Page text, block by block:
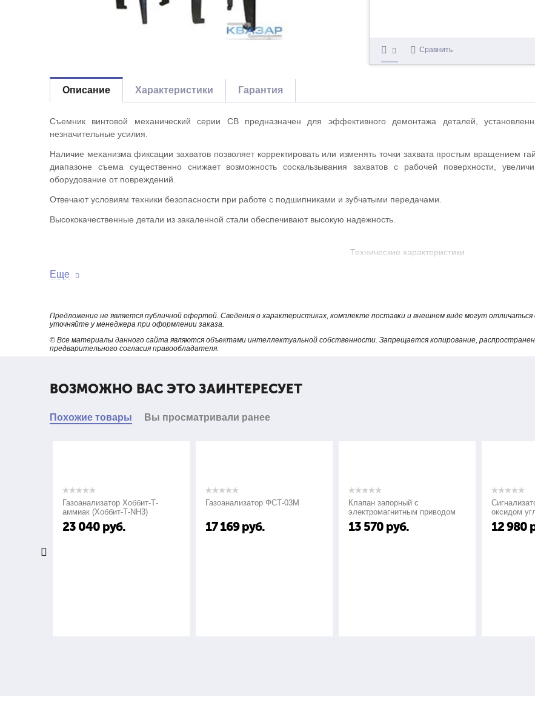
Сравнить
Описание Характеристики Гарантия
Съемник винтовой механический серии СВ предназначен для эффективного демонтажа деталей,
незначительные усилия.
Наличие механизма фиксации захватов позволяет корректировать или изменять точки захвата простым вращением
диапазоне съема существенно снижает возможность соскальзывания захватов с рабочей поверхности,
оборудование от повреждений.
Отвечают условиям техники безопасности при работе с подшипниками и зубчатыми передачами.
Высококачественные детали из закаленной стали обеспечивают высокую надежность.
Технические характеристики
СВ320150
съемник механический 2т,
3,5
Еще
Предложение не является публичной офертой. Сведения о характеристиках, комплекте поставки и внешнем виде могут
уточняйте у менеджера при оформлении заказа.
© Все материалы данного сайта являются объектами интеллектуальной собственности. Запрещается копирование,
предварительного согласия правообладателя.
ВОЗМОЖНО ВАС ЭТО ЗАИНТЕРЕСУЕТ
Похожие товары Вы просматривали ранее
Газоанализатор Хоббит-Т-
аммиак (Хоббит-Т-NH3)
23 040руб.
Газоанализатор ФСТ-03М
17 169руб.
Клапан запорный с
электромагнитным приводом
КЗМЭФ
13 570руб.
оксидом
СО"
12 980